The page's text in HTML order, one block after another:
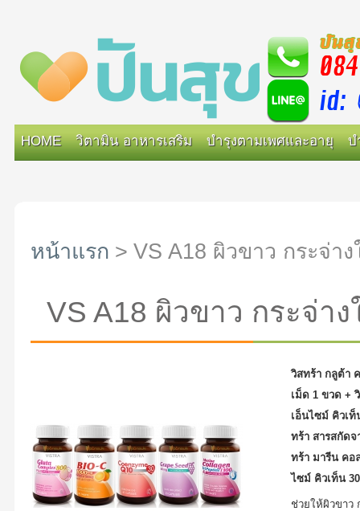
HOME วิตามิน อาหารเสริม บำรุงตามเพศและอายุ บ
หน้าแรก > VS A18 ผิวขาว กระจ่า
VS A18 ผิวขาว กระจ่า
วิสทร้า กลูต้า
เม็ด 1 ขวด +
เอ็นไซม์ คิวเ
ทร้า สารสกัดจ
ทร้า มารีน คอ
ไซม์ คิวเท็น
ช่วยให้ผิวขาว